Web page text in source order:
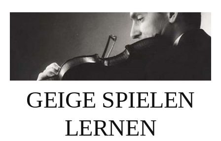
GEIGE SPIELEN
LERNEN